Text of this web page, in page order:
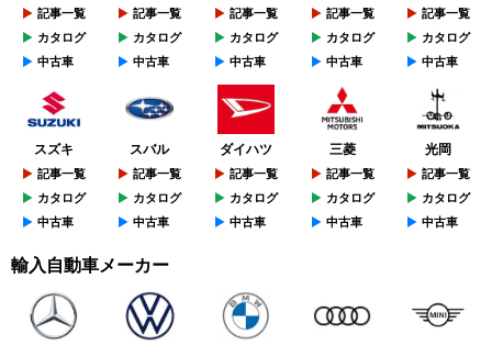
記事一覧
カタログ
中古車
記事一覧
カタログ
中古車
記事一覧
カタログ
中古車
記事一覧
カタログ
中古車
記事一覧
カタログ
中古車
スズキ
記事一覧
カタログ
中古車
スバル
記事一覧
カタログ
中古車
ダイハツ
記事一覧
カタログ
中古車
三菱
記事一覧
カタログ
中古車
光岡
記事一覧
カタログ
中古車
輸入自動車メーカー